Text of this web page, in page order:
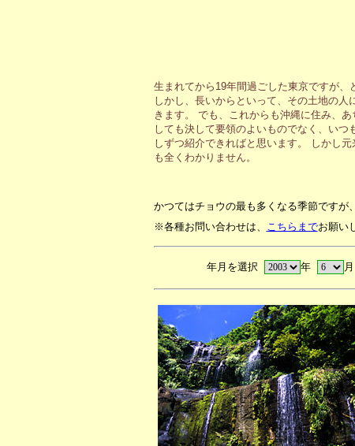
生まれてから19年間過ごした東京ですが、
しかし、長いからといって、その土地の
きます。 でも、これからも沖縄に住み、
しても決して要領のよいものでなく、い
しずつ紹介できればと思います。 しかし
も全くわかりません。
かつてはチョウの最も多くなる季節ですが
※各種お問い合わせは、 こちらまでお願い
年月を選択 年